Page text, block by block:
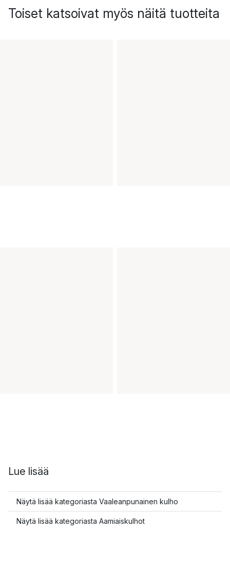
Toiset katsoivat myös näitä tuotteita
Lue lisää
Näytä lisää kategoriasta Vaaleanpunainen kulho
Näytä lisää kategoriasta Aamiaiskulhot